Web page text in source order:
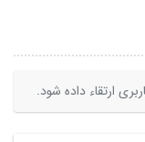
ارتقاء داده شود.